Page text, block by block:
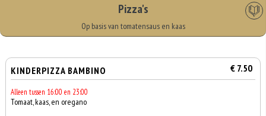
Pizza's
Op basis van tomatensaus en kaas
KINDERPIZZA BAMBINO € 7.50
Alleen tussen 16:00 en 23:00
Tomaat, kaas, en oregano